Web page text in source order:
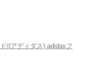
/(アディダス) adidasフ